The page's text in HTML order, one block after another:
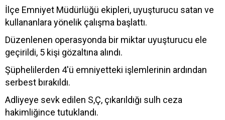
İlçe Emniyet Müdürlüğü ekipleri, uyuşturucu satan ve
kullananlara yönelik çalışma başlattı.
Düzenlenen operasyonda bir miktar uyuşturucu ele
geçirildi, 5 kişi gözaltına alındı.
Şüphelilerden 4'ü emniyetteki işlemlerinin ardından
serbest bırakıldı.
Adliyeye sevk edilen S,Ç, çıkarıldığı sulh ceza
hakimliğince tutuklandı.